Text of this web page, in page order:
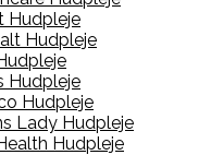
Hudpleje
Hudpleje
Hudpleje
Hudpleje
Lady Hudpleje
Hudpleje